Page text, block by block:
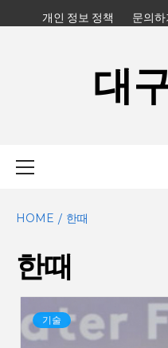
to
개인 정보 정책 문의하
대
HOME 한때
한때
기술